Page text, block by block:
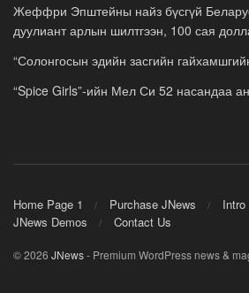
Жеффри Эпштейны найз бүсгүй
дуулиант арлын шилтгээн, 100 сая
“Солонгосын эдийн засгийн
“Spice Girls”-ийн Мел Си 52 насандаа
Home Page 1 Purchase JNews
JNews Demos
Contact Us
© 2026 JNews- Premium WordPress news &